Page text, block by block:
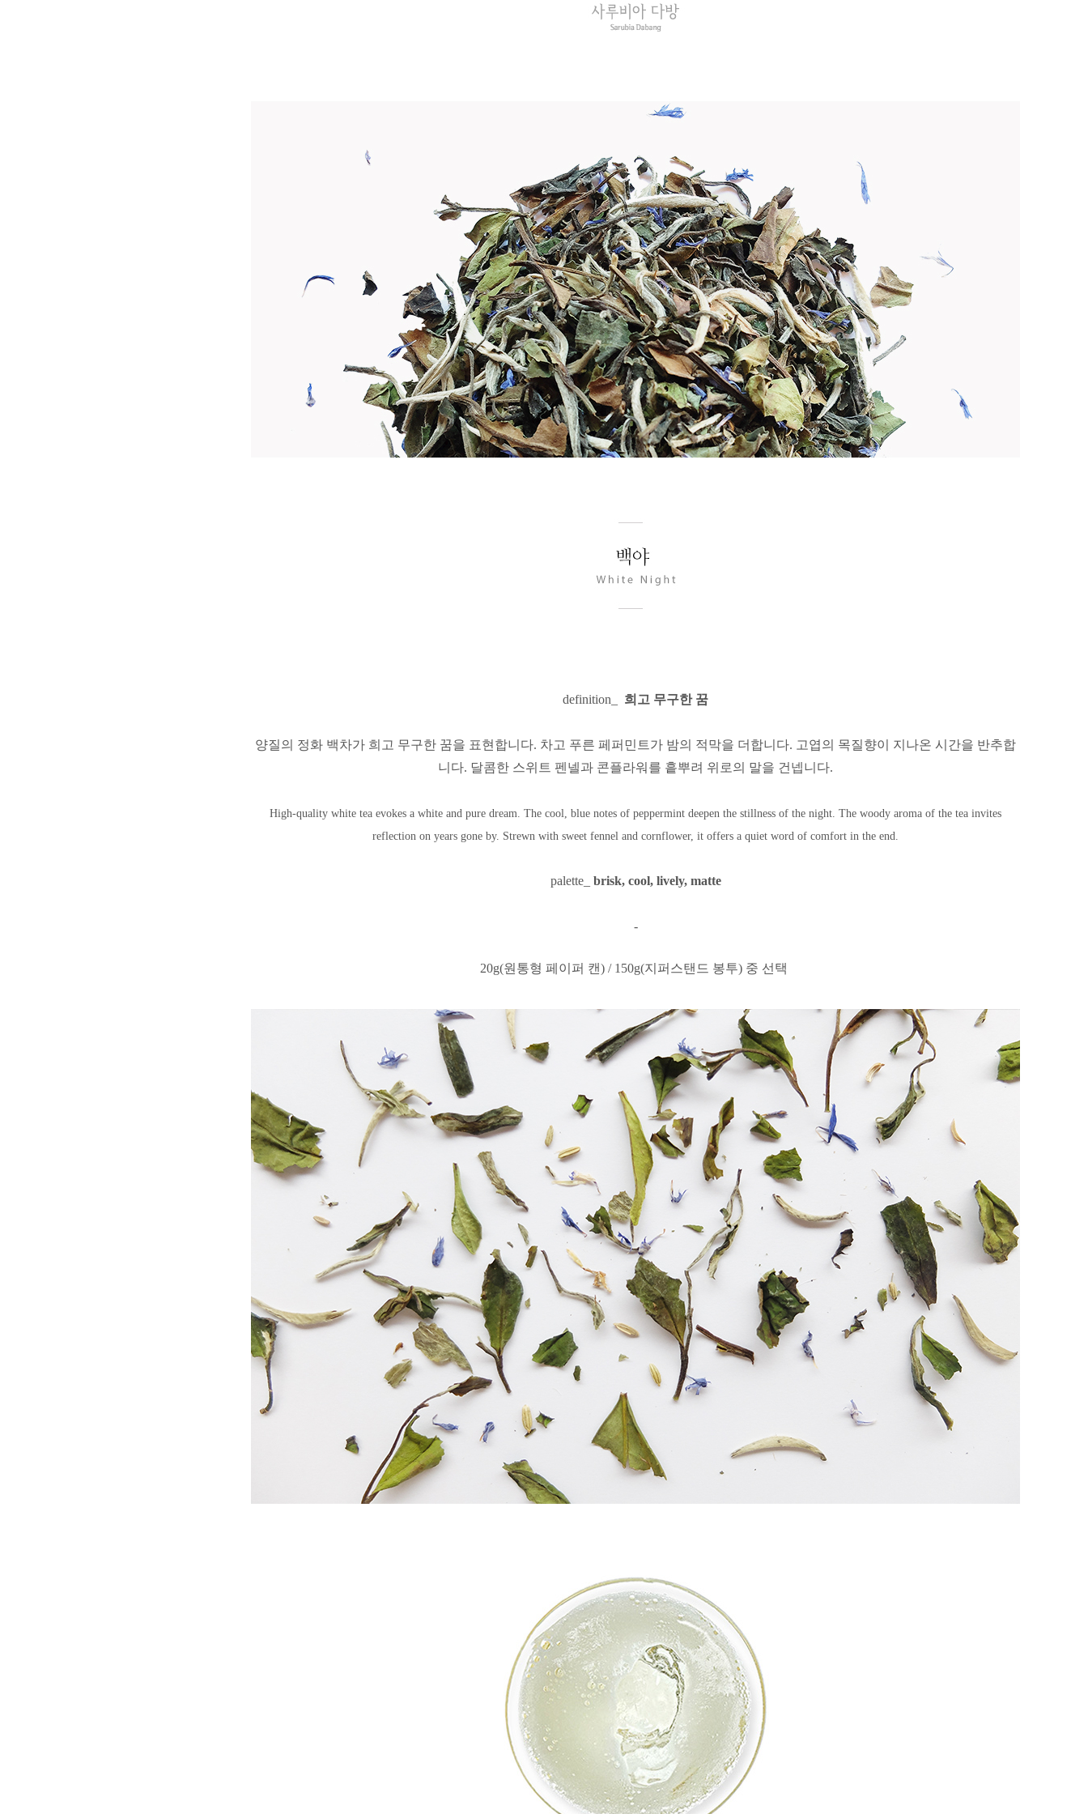
definition 희고 무구한 꿈
양질의 정화 백차가 희고 무구한 꿈을 표현합니다. 차고 푸른 페퍼민트가 밤의 적막을 더합니다. 고엽의 목질향이 지나온 시간을 반추합
니다. 달콤한 스위트 펜넬과 콘플라워를 흩뿌려 위로의 말을 건넵니다.
High-quality white tea evokes a white and pure dream. The cool, blue notes of peppermint deepen the stillness of the night. The woody aroma of the tea invites
reflection on years gone by. Strewn with sweet fennel and cornflower, it offers a quiet word of comfort in the end.
palette_ brisk, cool, lively, matte
-
20g(원통형 페이퍼 캔) / 150g(지퍼스탠드 봉투) 중 선택